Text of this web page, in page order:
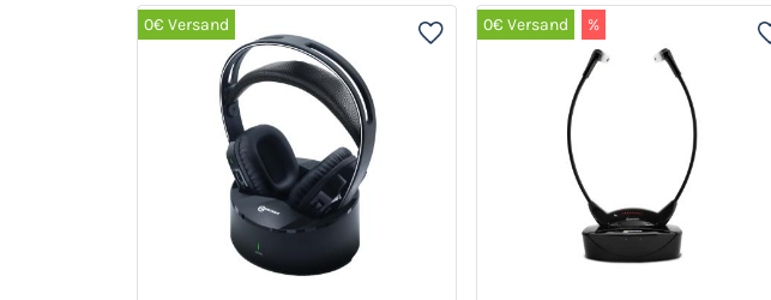
0€ Versand 0€ Versand %